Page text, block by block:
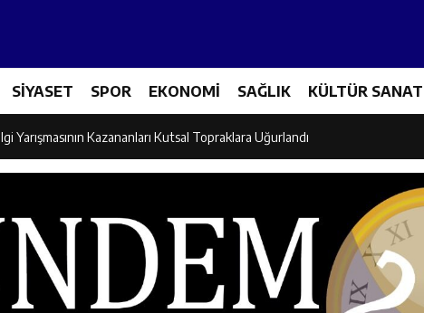
SİYASET SPOR EKONOMİ SAĞLIK KÜLTÜR SANAT
Semt Pazarında Bilgilendirme Faaliyeti
Yarışmasının Kazananları Kutsal Topraklara Uğurlandı
Akşamlarına Açık Hava Sineması Renk Kattı
Canpolat ve Kaya, Mehmet Zengin’in Cenaze Törenine Katıldı